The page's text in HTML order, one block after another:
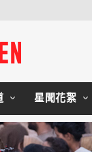
星聞花絮